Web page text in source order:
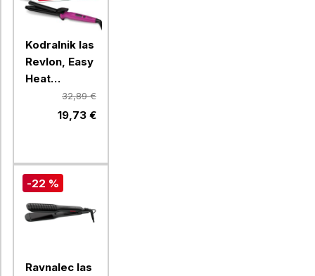
Kodralnik las
Revlon, Easy
Heat
RVIR1196E32,89 €
19,73 €
-22 %
Ravnalec las